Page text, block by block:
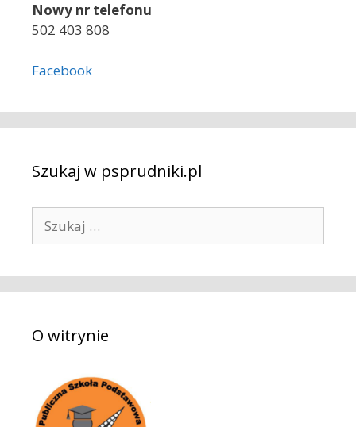
Nowy nr telefonu
502 403 808
Facebook
Szukaj w psprudniki.pl
k
a
:O witrynie